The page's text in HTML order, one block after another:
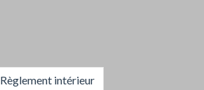
Règlement intérieur